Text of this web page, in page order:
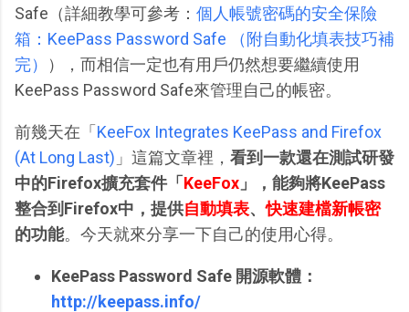
Safe（詳細教學可參考： 個人帳號密碼的安全保險
箱：KeePass Password Safe （附自動化填表技巧補
完）
），而相信一定也有用戶仍然想要繼續使用
KeePass Password Safe來管理自己的帳密。
前幾天在「KeeFox Integrates KeePass and Firefox
(At Long Last) 」這篇文章裡， 看到一款還在測試研發
中的Firefox擴充套件「KeeFox 」，能夠將KeePass
整合到Firefox中，提供自動填表、快速建檔新帳密
的功能。今天就來分享一下自己的使用心得。
KeePass Password Safe 開源軟體：
http://keepass.info/